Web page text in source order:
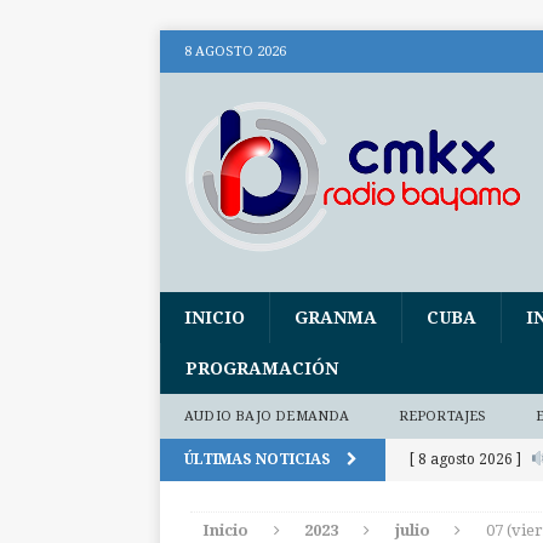
8 AGOSTO 2026
INICIO GRANMA CUBA
PROGRAMACIÓN
AUDIO BAJO DEMANDA REPORTAJES
ÚLTIMAS NOTICIAS [ 8 agosto 2026 ]
Inicio 2023 julio 07